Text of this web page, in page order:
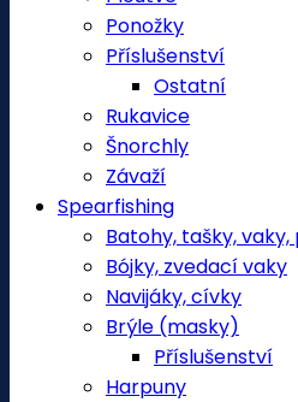
Ponožky
Příslušenství
Ostatní
Rukavice
Šnorchly
Závaží
Spearfishing
Batohy, tašky,
Bójky, zvedací vaky
Navijáky, cívky
Brýle (masky)
Příslušenství
Harpuny